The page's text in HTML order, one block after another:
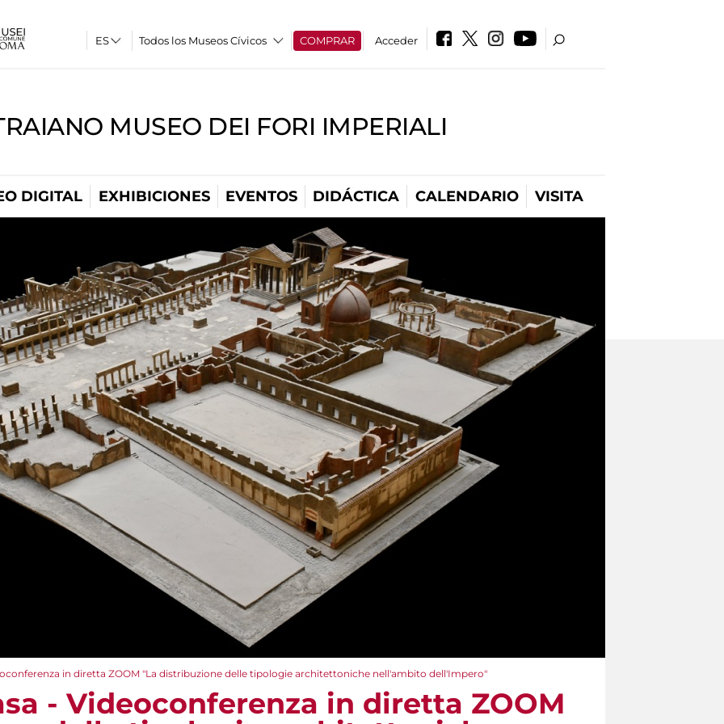
Todos los Museos Cívicos COMPRAR Acceder
MUSEO DEI FORI IMPERIALI
DIGITAL EXHIBICIONES EVENTOS DIDÁCTICA CALENDARIO VISITA
in diretta ZOOM​ "La distribuzione delle tipologie architettoniche nell'ambito dell'Impero"
- Videoconferenza in diretta ZOOM​